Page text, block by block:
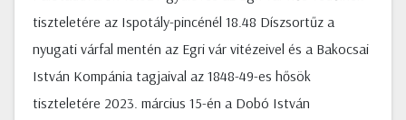
tiszteletére az Ispotály-pincénél 18.48 Díszsortűz a
nyugati várfal mentén az Egri vár vitézeivel és a Bakocsai
István Kompánia tagjaival az 1848-49-es hősök
tiszteletére 2023. március 15-én a Dobó István